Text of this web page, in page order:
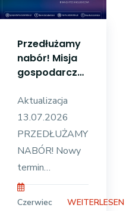
potencjał
danego
przedsiębiorstwa
uwzględnieniem
wytworzonych
produktów,
oferowanych
Przedłużamy
nabór! Misja
gospodarcza
udziałem w
Targach
TechCrunch
Disrupt 2026
w San
Francisco
Aktualizacja
13.07.2026
PRZEDŁUŻAMY
NABÓR! Nowy
termin
nadsyłania
wniosków: 27
Czerwiec
WEITERLESEN